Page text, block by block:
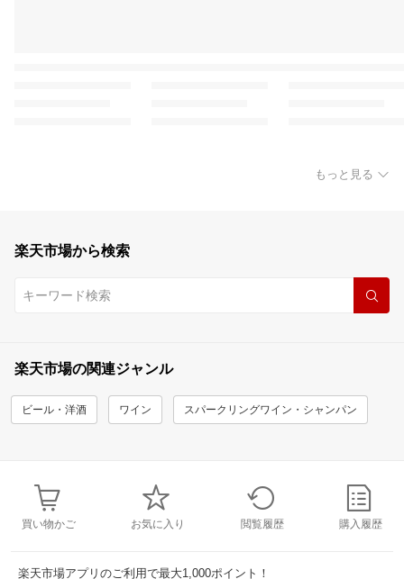
もっと見る
楽天市場から検索
楽天市場の関連ジャンル
ビール・洋酒 ワイン スパークリングワイン・シャンパン
買い物かご お気に入り 閲覧履歴 購入履歴
楽天市場アプリのご利用で最大1,000ポイント！